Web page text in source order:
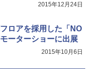
2015年12月24日
ロアを採用した「NO
ーターショーに出展
2015年10月6日